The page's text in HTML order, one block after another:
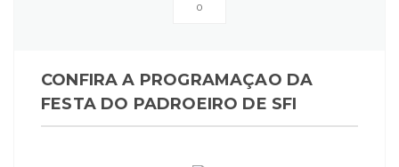
0
CONFIRA A PROGRAMAÇAO DA
FESTA DO PADROEIRO DE SFI